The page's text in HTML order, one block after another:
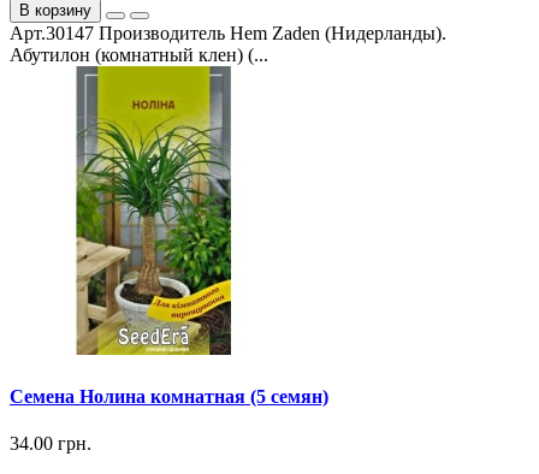
В корзину
Арт.30147 Производитель Hem Zaden (Нидерланды).
Абутилон (комнатный клен) (...
Семена Нолина комнатная (5 семян)
34.00 грн.